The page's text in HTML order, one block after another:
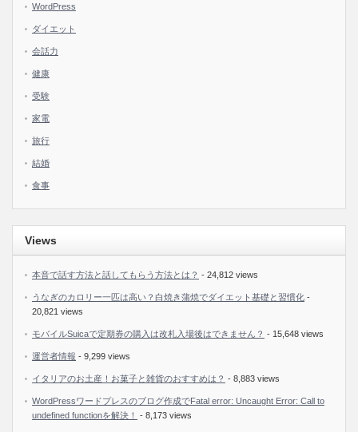
WordPress
ダイエット
会話力
健康
受験
家電
旅行
結婚
食事
Views
本音で話す方法と話してもらう方法とは？ - 24,812 views
うなぎのカロリー一匹は高い？白焼き蒲焼でダイエット基礎と習慣化 -
20,821 views
モバイルSuicaで定期券の購入は改札入場後はできません？ - 15,648 views
運営者情報 - 9,299 views
イタリアのお土産！お菓子と雑貨のおすすめは？ - 8,883 views
WordPressワードプレスのブログ作成でFatal error: Uncaught Error: Call to
undefined functionを解決！
- 8,173 views